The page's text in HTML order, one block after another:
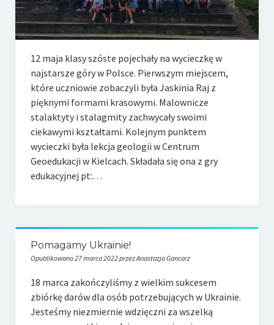
12 maja klasy szóste pojechały na wycieczkę w
najstarsze góry w Polsce. Pierwszym miejscem,
które uczniowie zobaczyli była Jaskinia Raj z
pięknymi formami krasowymi. Malownicze
stalaktyty i stalagmity zachwycały swoimi
ciekawymi kształtami. Kolejnym punktem
wycieczki była lekcja geologii w Centrum
Geoedukacji w Kielcach. Składała się ona z gry
edukacyjnej pt:…
Pomagamy Ukrainie!
Opublikowano 27 marca 2022 przez Anastazja Gancarz
18 marca zakończyliśmy z wielkim sukcesem
zbiórkę darów dla osób potrzebujących w Ukrainie.
Jesteśmy niezmiernie wdzięczni za wszelką